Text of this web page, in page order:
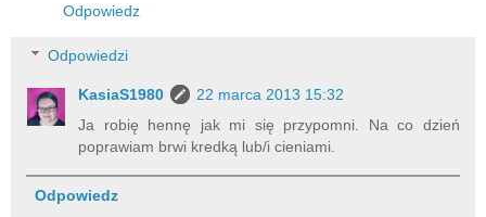
Odpowiedz
Odpowiedzi
KasiaS1980
22 marca 2013 15:32
Ja robię hennę jak mi się przypomni. Na co dzień
poprawiam brwi kredką lub/i cieniami.
Odpowiedz